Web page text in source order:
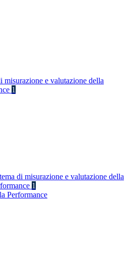
misurazione e valutazione della
1
di misurazione e valutazione della
1
Performance